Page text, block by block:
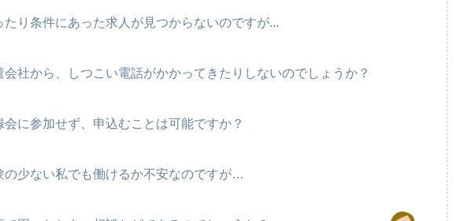
たり条件にあった求人が見つからないのですが...
会社から、しつこい電話がかかってきたりしないのでしょうか？
会に参加せず、申込むことは可能ですか？
の少ない私でも働けるか不安なのですが…